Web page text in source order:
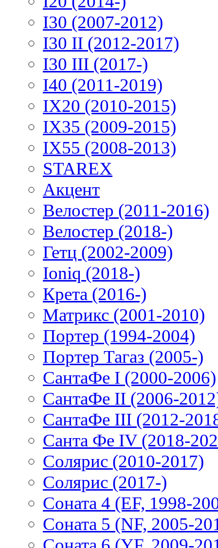
I30 (2007-2012)
I30 II (2012-2017)
I30 III (2017-)
I40 (2011-2019)
IX20 (2010-2015)
IX35 (2009-2015)
IX55 (2008-2013)
STAREX
Акцент
Велостер (2011-2016)
Велостер (2018-)
Гетц (2002-2009)
Ioniq (2018-)
Крета (2016-)
Матрикс (2001-2010)
Портер (1994-2004)
Портер Тагаз (2005-)
СантаФе I (2000-2006)
СантаФе II (2006-
СантаФе III (2012-
Санта Фе IV (2018-
Солярис (2010-2017)
Солярис (2017-)
Соната 4 (EF, 1998-
Соната 5 (NF, 2005-